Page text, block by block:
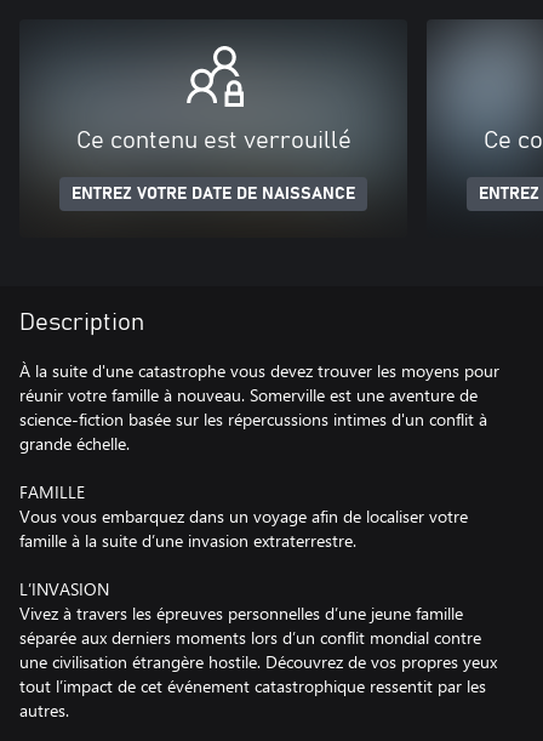
Ce contenu est verrouillé
ENTREZ VOTRE DATE DE NAISSANCE
Ce
Description
À la suite d'une catastrophe vous devez trouver les moyens pour
réunir votre famille à nouveau. Somerville est une aventure de
science-fiction basée sur les répercussions intimes d'un conflit à
grande échelle.
FAMILLE
Vous vous embarquez dans un voyage afin de localiser votre
famille à la suite d’une invasion extraterrestre.
L’INVASION
Vivez à travers les épreuves personnelles d’une jeune famille
séparée aux derniers moments lors d’un conflit mondial contre
une civilisation étrangère hostile. Découvrez de vos propres yeux
tout l’impact de cet événement catastrophique ressentit par les
autres.